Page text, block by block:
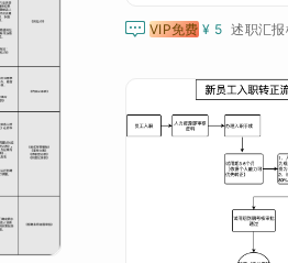
 VIP免费 ¥ 5 述职汇